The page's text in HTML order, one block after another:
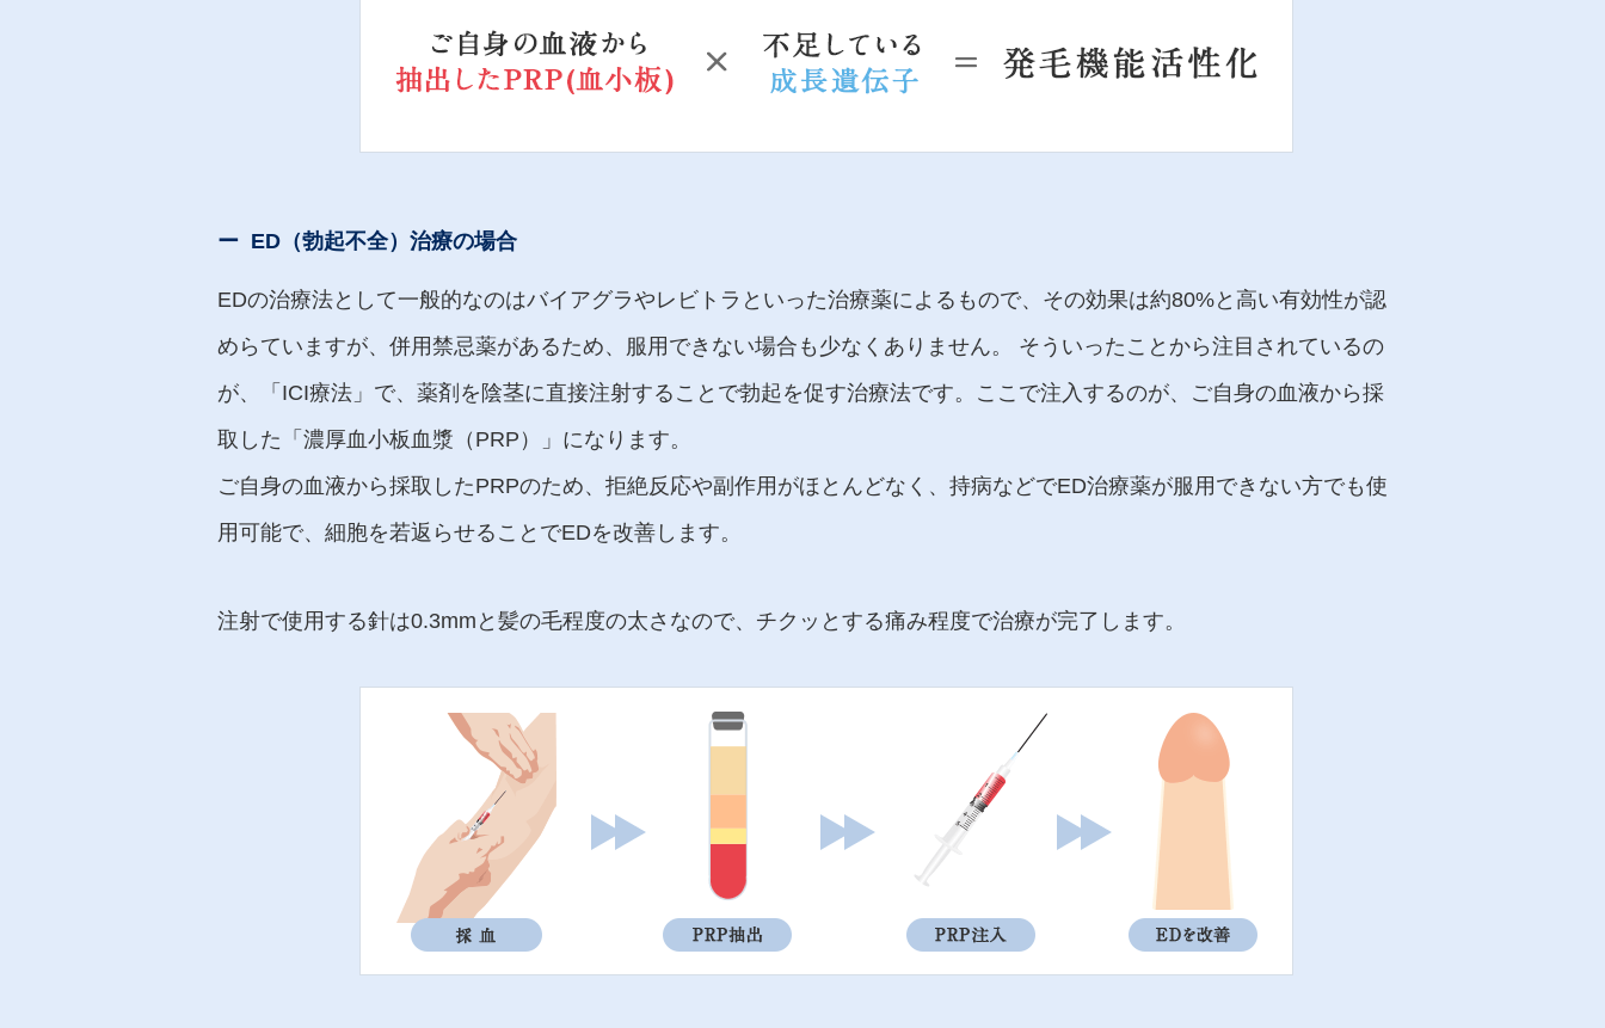
ED（勃起不全）治療の場合
EDの治療法として一般的なのはバイアグラやレビトラといった治療薬によるもので、その効果は約80%と高い有効性が認
めらていますが、併用禁忌薬があるため、服用できない場合も少なくありません。 そういったことから注目されているの
が、「ICI療法」で、薬剤を陰茎に直接注射することで勃起を促す治療法です。ここで注入するのが、ご自身の血液から採
取した「濃厚血小板血漿（PRP）」になります。
ご自身の血液から採取したPRPのため、拒絶反応や副作用がほとんどなく、持病などでED治療薬が服用できない方でも使
用可能で、細胞を若返らせることでEDを改善します。
注射で使用する針は0.3mmと髪の毛程度の太さなので、チクッとする痛み程度で治療が完了します。